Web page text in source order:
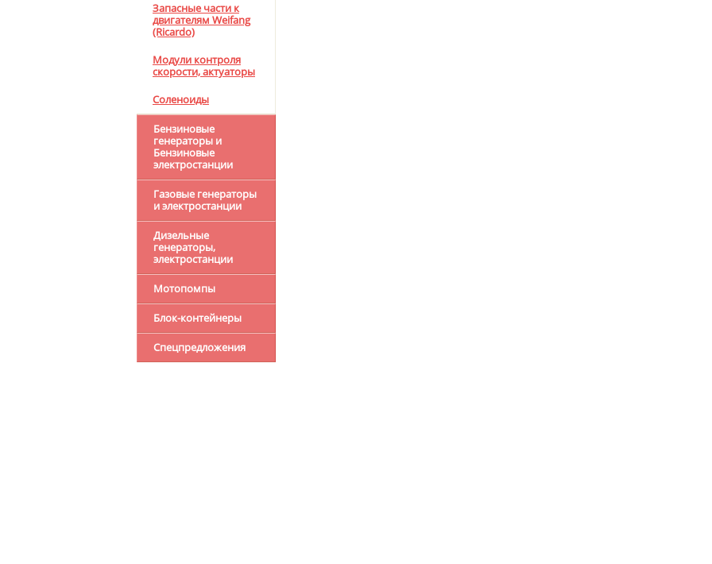
Запасные части к
двигателям Weifang
(Ricardo)
Модули контроля
скорости, актуаторы
Соленоиды
Бензиновые
генераторы и
Бензиновые
электростанции
Газовые генераторы
и электростанции
Дизельные
генераторы,
электростанции
Мотопомпы
Блок-контейнеры
Спецпредложения